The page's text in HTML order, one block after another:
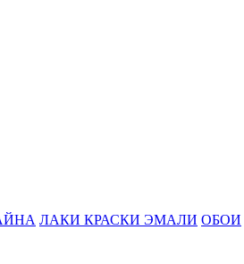
ЛАКИ КРАСКИ ЭМАЛИ ОБОИ